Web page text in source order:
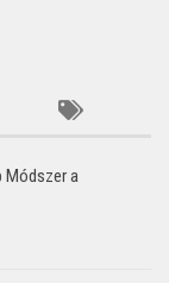
Módszer a